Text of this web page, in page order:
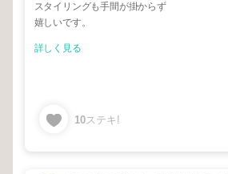
スタイリングも手間が掛からず
嬉しいです。
詳しく見る
10ステキ!